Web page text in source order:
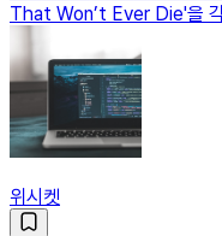
That Won’t Ever Die'을
위시켓